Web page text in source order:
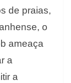
de praias,
o
ameaça
a
a